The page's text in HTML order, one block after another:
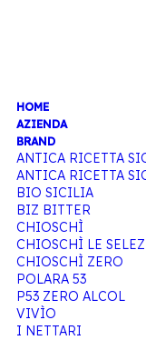
HOME
AZIENDA
BRAND
ANTICA RICETTA
ANTICA RICETTA
BIO SICILIA
BIZ BITTER
CHIOSCHÌ
CHIOSCHÌ LE
CHIOSCHÌ ZERO
POLARA 53
P53 ZERO ALCOL
VIVÌO
I NETTARI
Articoli